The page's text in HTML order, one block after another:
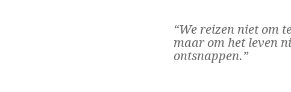
“We reizen niet om
maar om het leven
ontsnappen.”